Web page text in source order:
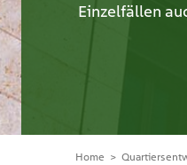
Einzelfällen
Home